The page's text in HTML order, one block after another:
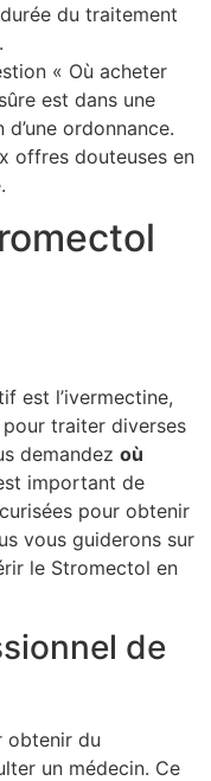
du traitement
« Où acheter
est dans une
ordonnance.
offres douteuses en
est l’ivermectine,
traiter diverses
demandez où
important de
pour obtenir
vous guiderons sur
le Stromectol en
de
obtenir du
un médecin. Ce